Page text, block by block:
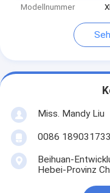
Modellnummer
Miss. Mandy Liu
0086
Beihuan-
Hebei-Provinz